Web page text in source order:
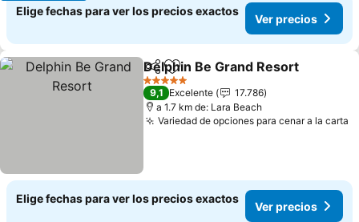
Elige fechas para ver los precios exactos
Ver precios
CompartirAgregar a favoritos
Delphin Be Grand Resort
5 Estrellas
9,1 Excelente
17.786
a 1.7 km de: Lara Beach
Variedad de opciones para cenar a la carta
Elige fechas para ver los precios exactos
Ver precios